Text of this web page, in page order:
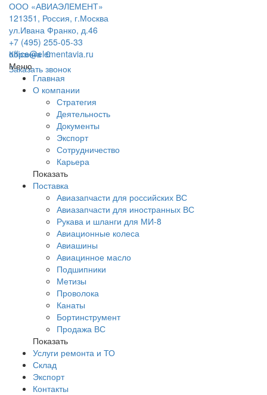
ООО «АВИАЭЛЕМЕНТ»
121351, Россия, г.Москва
ул.Ивана Франко, д.46
+7 (495) 255-05-33
office@elementavia.ru
Заказать звонок
Корзина0
Меню
Главная
О компании
Стратегия
Деятельность
Документы
Экспорт
Сотрудничество
Карьера
Показать
Поставка
Авиазапчасти для российских ВС
Авиазапчасти для иностранных ВС
Рукава и шланги для МИ-8
Авиационные колеса
Авиашины
Авиацинное масло
Подшипники
Метизы
Проволока
Канаты
Бортинструмент
Продажа ВС
Показать
Услуги ремонта и ТО
Склад
Экспорт
Контакты